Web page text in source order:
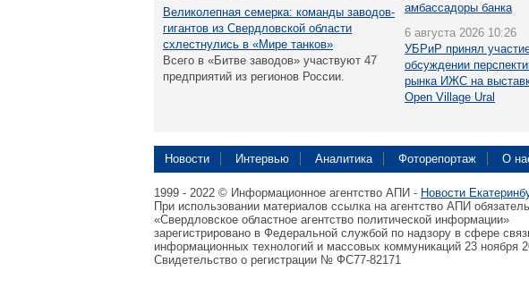
Великолепная семерка: команды заводов-
гигантов из Свердловской области
схлестнулись в «Мире танков»
Всего в «Битве заводов» участвуют 47
предприятий из регионов России.
амбассадоры банка
6 августа 2026 10:26
УБРиР принял
обсуждении
рынка ИЖС на
Open Village Ural
Новости Интервью Аналитика Фоторепортаж О
1999 - 2022 © Информационное агентство АПИ - Новости
При использовании материалов ссылка на агентство АПИ
«Свердловское областное агентство политической информации»
зарегистрировано в Федеральной службой по надзору в сфере
информационных технологий и массовых коммуникаций 23 ноября
Свидетельство о регистрации № ФС77-82171